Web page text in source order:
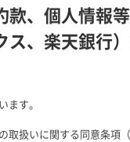
、個人情報
、楽天銀行
ます。
取扱いに関する同意条項